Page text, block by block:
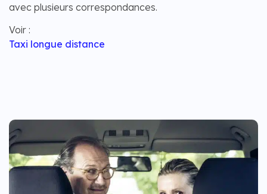
avec plusieurs correspondances.
Voir :
Taxi longue distance